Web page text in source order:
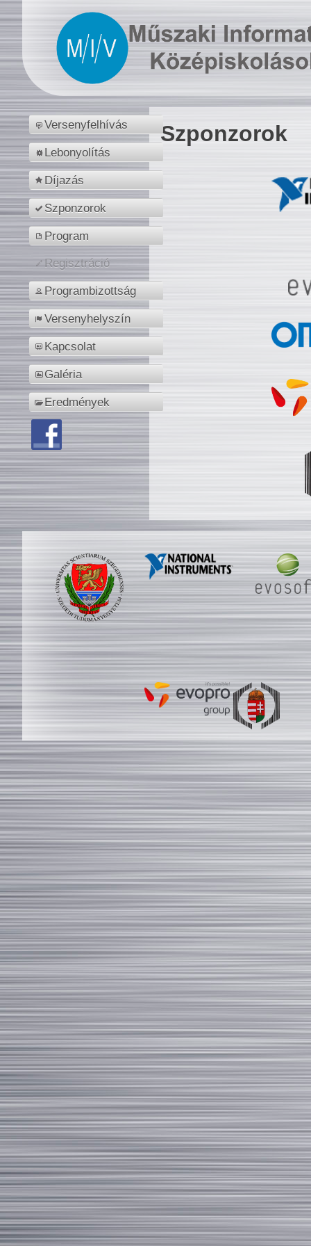
Versenyfelhívás
Lebonyolítás
Díjazás
Szponzorok
Program
Regisztráció
Programbizottság
Versenyhelyszín
Kapcsolat
Galéria
Eredmények
Szponzorok